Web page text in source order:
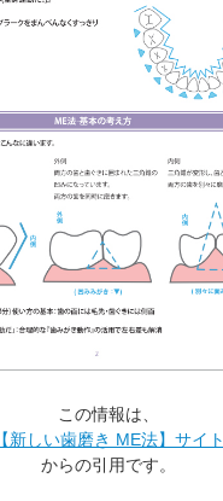
この情報は、
【新しい歯磨き ME法】サイト
からの引用です。